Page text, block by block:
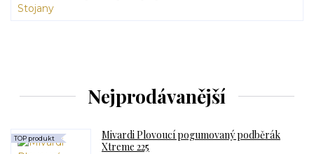
Nejprodávanější
Mivardi Plovoucí pogumovaný podběrák
Xtreme 225
TOP produkt